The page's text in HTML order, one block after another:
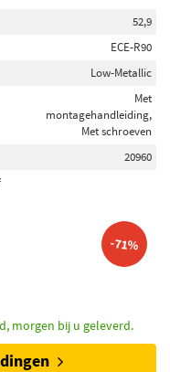
52,9
ECE-R90
Low-Metallic
Met
montagehandleiding,
Met schroeven
20960
-71%
morgen bij u geleverd.